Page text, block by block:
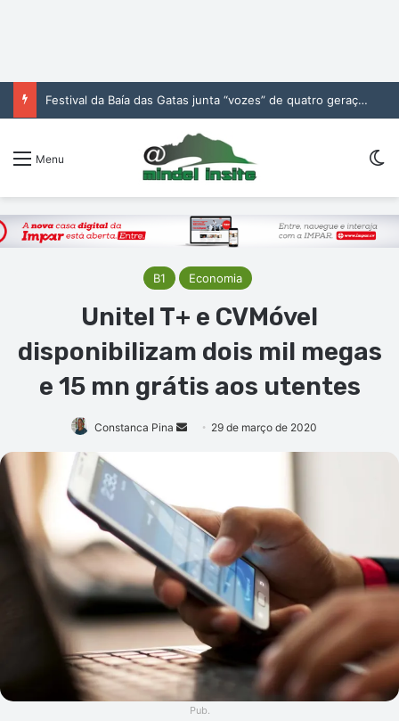
Festival da Baía das Gatas junta “vozes” de quatro gerações da música cabo-verdiana na segunda noite
Menu
B1 Economia
Unitel T+ e CVMóvel
disponibilizam dois mil megas
e 15 mn grátis aos utentes
Constanca Pina
Mande29 de março de 2020
Pub.